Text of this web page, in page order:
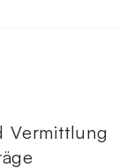
Vermittlung